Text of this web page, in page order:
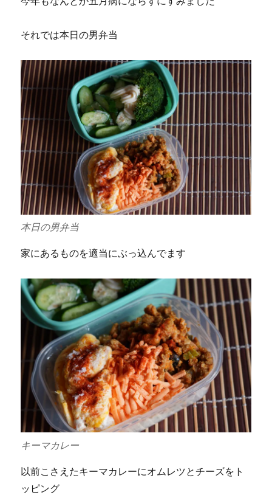
それでは本日の男弁当
本日の男弁当
家にあるものを適当にぶっ込んでます
キーマカレー
以前こさえたキーマカレーにオムレツとチーズをト
ッピング